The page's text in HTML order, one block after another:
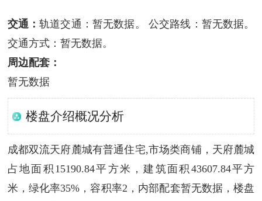
交通：轨道交通：暂无数据。 公交路线：暂无数据。
交通方式：暂无数据。
周边配套：
暂无数据
楼盘介绍概况分析
成都双流天府麓城有普通住宅,市场类商铺，天府麓城
占地面积15190.84平方米，建筑面积43607.84平方
米，绿化率35%，容积率2，内部配套暂无数据，楼盘